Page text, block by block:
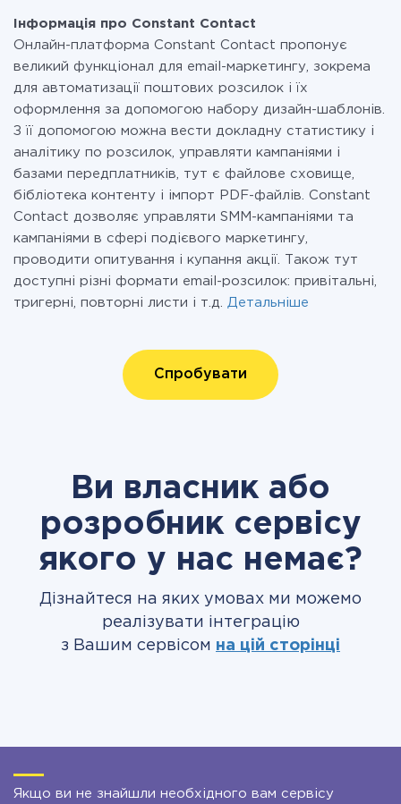
Інформація про Constant Contact
Онлайн-платформа Constant Contact пропонує
великий функціонал для email-маркетингу, зокрема
для автоматизації поштових розсилок і їх
оформлення за допомогою набору дизайн-шаблонів.
З її допомогою можна вести докладну статистику і
аналітику по розсилок, управляти кампаніями і
базами передплатників, тут є файлове сховище,
бібліотека контенту і імпорт PDF-файлів. Constant
Contact дозволяє управляти SMM-кампаніями та
кампаніями в сфері подієвого маркетингу,
проводити опитування і купання акції. Також тут
доступні різні формати email-розсилок: привітальні,
тригерні, повторні листи і т.д. Детальніше
Спробувати
Ви власник або
розробник сервісу
якого у нас немає?
Дізнайтеся на яких умовах ми можемо
реалізувати інтеграцію
з Вашим сервісом на цій сторінці
Якщо ви не знайшли необхідного вам сервісу